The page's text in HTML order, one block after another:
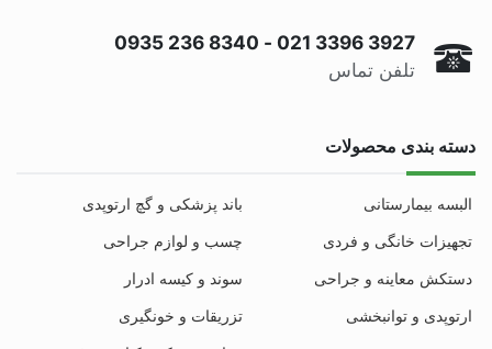
021 3396 3927
-
0935 236 8340
تلفن تماس
دسته بندی محصولات
البسه بیمارستانی
باند پزشکی و گچ ارتوپدی
تجهیزات خانگی و فردی
چسب و لوازم جراحی
دستکش معاینه و جراحی
سوند و کیسه ادرار
ارتوپدی و توانبخشی
تزریقات و خونگیری